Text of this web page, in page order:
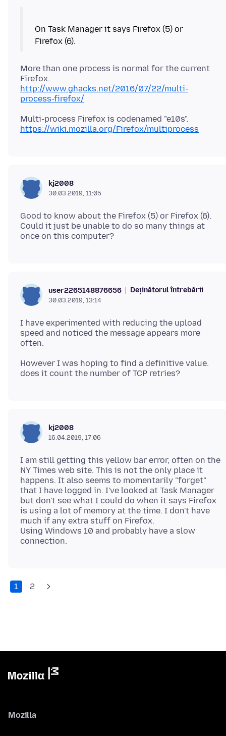
On Task Manager it says Firefox (5) or
More than one process is normal for the current
http://www.ghacks.net/2016/07/22/multi-
process-firefox/
https://wiki.mozilla.org/Firefox/multiprocess
kj2008
30.03.2019, 11:05
Good to know about the Firefox (5) or Firefox (6).
Could it just be unable to do so many things at
user2265148876656 Deținătorul întrebării
30.03.2019, 13:14
I have experimented with reducing the upload
speed and noticed the message appears more
However I was hoping to find a definitive value.
kj2008
16.04.2019, 17:06
I am still getting this yellow bar error, often on the
NY Times web site. This is not the only place it
happens. It also seems to momentarily "forget"
that I have logged in. I've looked at Task Manager
but don't see what I could do when it says Firefox
is using a lot of memory at the time. I don't have
much if any extra stuff on Firefox.
Using Windows 10 and probably have a slow
1 2
Mozilla